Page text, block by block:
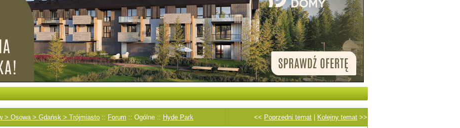
> Osowa > Gdańsk > Trójmiasto :: Forum :: Ogólne :: Hyde Park << Poprzedni temat Kolejny temat >>